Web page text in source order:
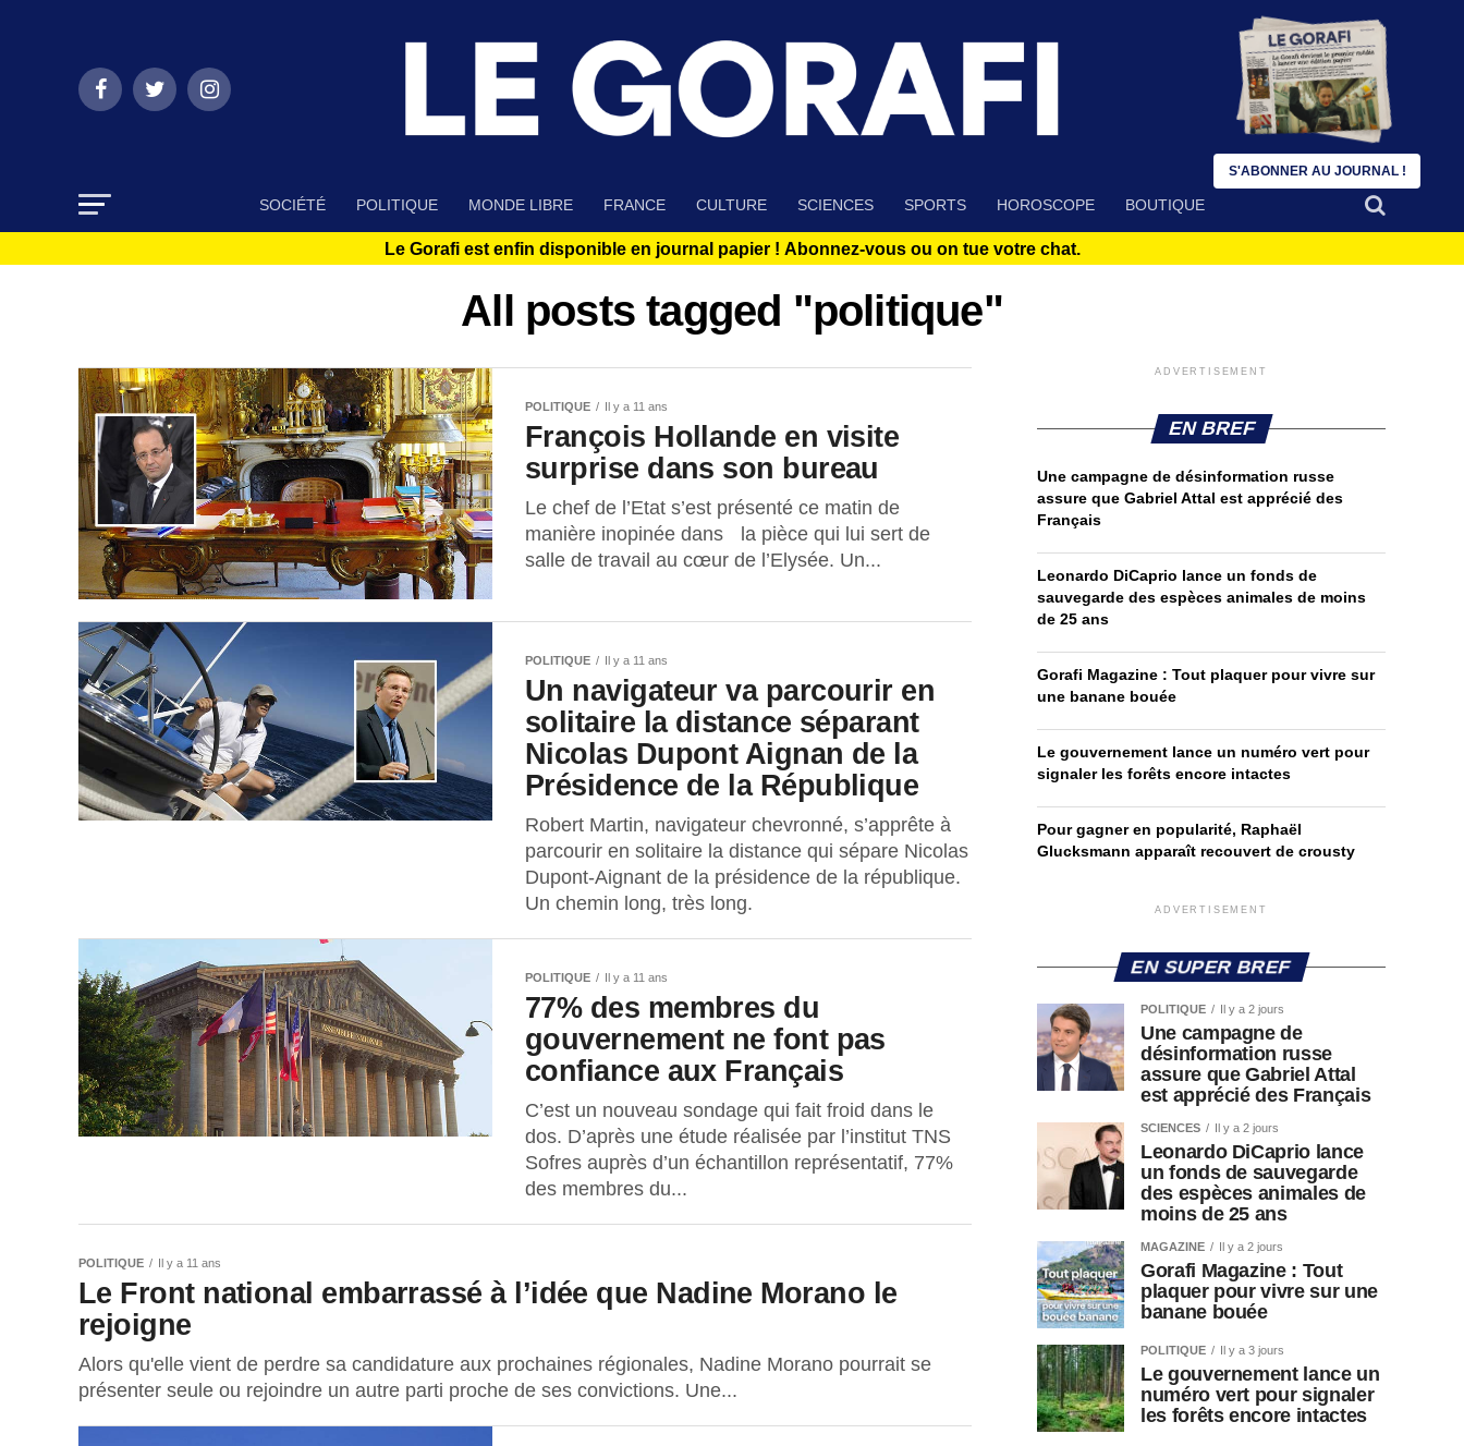
SOCIÉTÉ POLITIQUE MONDE LIBRE FRANCE CULTURE SCIENCES SPORTS HOROSCOPE BOUTIQUE
Le Gorafi est enfin disponible en journal papier ! Abonnez-vous ou on tue votre chat.
All posts tagged "politique"
POLITIQUE Il y a 11 ans
François Hollande en visite
surprise dans son bureau
Le chef de l’Etat s’est présenté ce matin de
manière inopinée dans la pièce qui lui sert de
salle de travail au cœur de l’Elysée. Un...
POLITIQUE Il y a 11 ans
Un navigateur va parcourir en
solitaire la distance séparant
Nicolas Dupont Aignan de la
Présidence de la République
Robert Martin, navigateur chevronné, s’apprête à
parcourir en solitaire la distance qui sépare Nicolas
Dupont-Aignant de la présidence de la république.
Un chemin long, très long.
POLITIQUE Il y a 11 ans
77% des membres du
gouvernement ne font pas
confiance aux Français
C’est un nouveau sondage qui fait froid dans le
dos. D’après une étude réalisée par l’institut TNS
Sofres auprès d’un échantillon représentatif, 77%
des membres du...
POLITIQUE Il y a 11 ans
Le Front national embarrassé à l’idée que Nadine Morano le
rejoigne
Alors qu'elle vient de perdre sa candidature aux prochaines régionales, Nadine Morano pourrait se
présenter seule ou rejoindre un autre parti proche de ses convictions. Une...
ADVERTISEMENT
EN BREF
Une campagne de désinformation russe
assure que Gabriel Attal est apprécié des
Français
Leonardo DiCaprio lance un fonds de
sauvegarde des espèces animales de moins
de 25 ans
Gorafi Magazine : Tout plaquer pour vivre sur
une banane bouée
Le gouvernement lance un numéro vert pour
signaler les forêts encore intactes
Pour gagner en popularité, Raphaël
Glucksmann apparaît recouvert de crousty
ADVERTISEMENT
EN SUPER BREF
POLITIQUE Il y a 2 jours
Une campagne de
désinformation russe
assure que Gabriel Attal
est apprécié des Français
SCIENCES Il y a 2 jours
Leonardo DiCaprio lance
un fonds de sauvegarde
des espèces animales de
moins de 25 ans
MAGAZINE Il y a 2 jours
Gorafi Magazine : Tout
plaquer pour vivre sur une
banane bouée
POLITIQUE Il y a 3 jours
Le gouvernement lance un
numéro vert pour signaler
les forêts encore intactes
S'ABONNER AU JOURNAL !